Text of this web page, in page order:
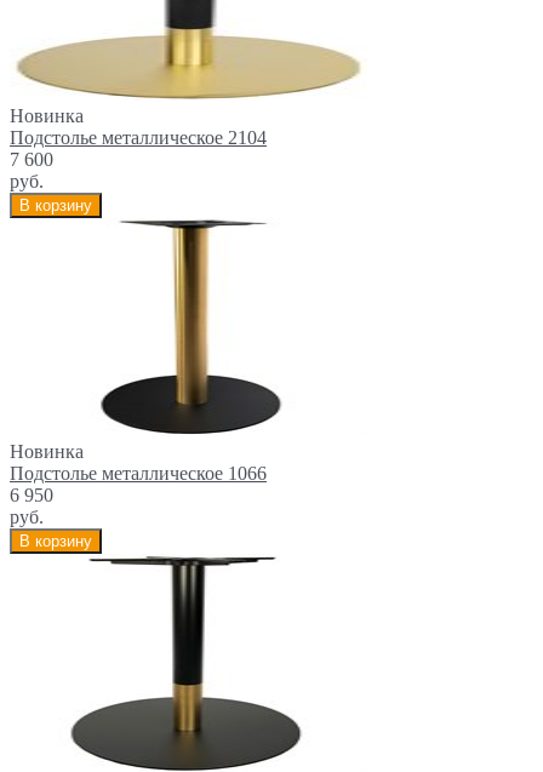
Новинка
Подстолье металлическое 2104
7 600
руб.
В корзину
Новинка
Подстолье металлическое 1066
6 950
руб.
В корзину